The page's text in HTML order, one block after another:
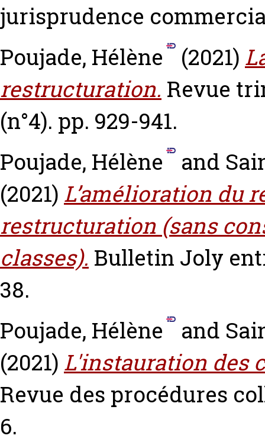
jurisprudence
Poujade, Hélène
(2021)
restructuration. Revue
(n°4). pp. 929-941.
Poujade, Hélène
and
(2021) L’amélioration du
restructuration (sans
classes). Bulletin Joly
38.
Poujade, Hélène
and
(2021) L'instauration des
Revue des procédures
6.